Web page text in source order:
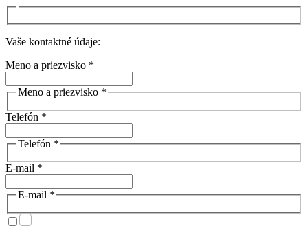
Vaše kontaktné údaje:
Meno a priezvisko *
Meno a priezvisko *
Telefón *
Telefón *
E-mail *
E-mail *